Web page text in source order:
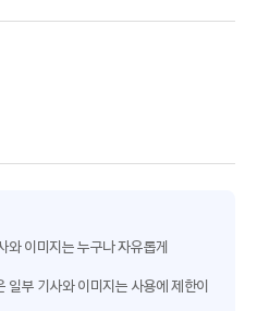
와 이미지는 누구나 자유롭게
부 기사와 이미지는 사용에 제한이